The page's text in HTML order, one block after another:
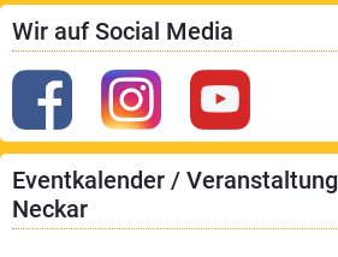
Wir auf Social Media
Eventkalender /
Neckar